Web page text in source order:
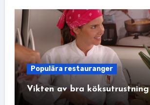
Populära restauranger
Vikten av bra köksutrustning